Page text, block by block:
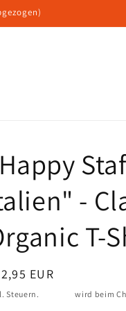
-
T-
EUR
Steuern. wird beim